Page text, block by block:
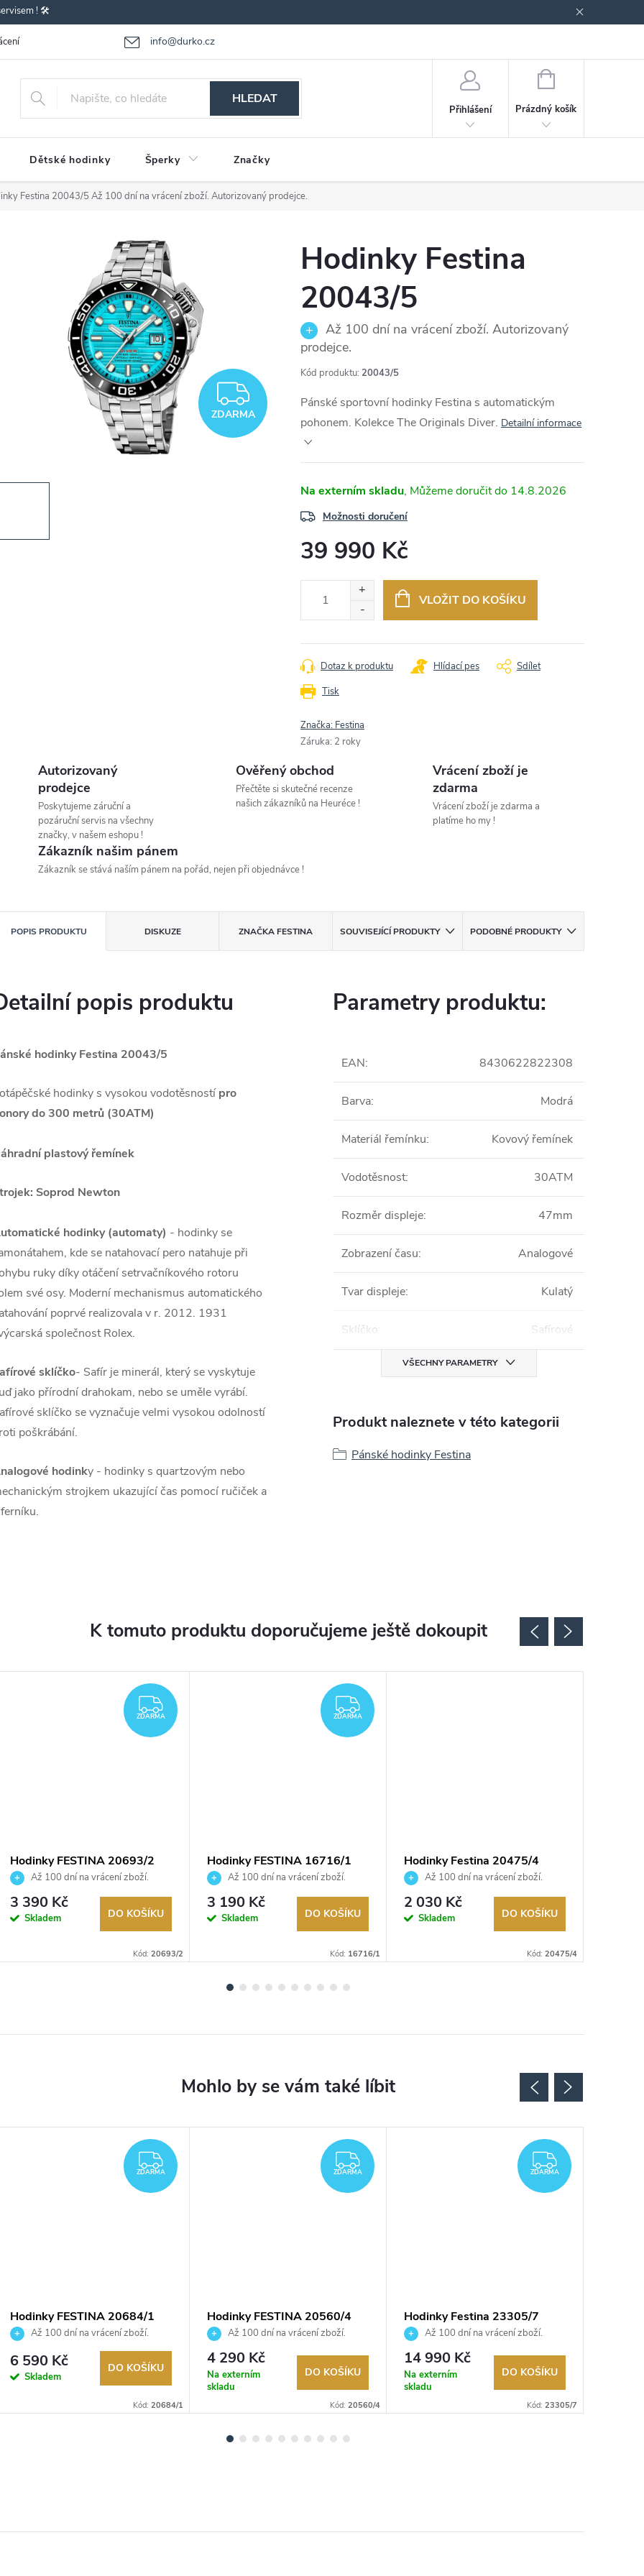
! 🛠️
info@durko.cz
- výměna zboží Reklamace zboží Obchodní podmínky
HLEDAT
Přihlášení
NÁKUPNÍ
Prázdný košík
Dětské hodinky Šperky Značky
Festina 20043/5 Až 100 dní na vrácení zboží. Autorizovaný prodejce.
ZDARMA
ZDARMA
Hodinky Festina
20043/5
Až 100 dní na vrácení zboží. Autorizovaný
prodejce.
Kód produktu: 20043/5
Pánské sportovní hodinky Festina s automatickým
pohonem. Kolekce The Originals Diver. Detailní informace
Na externím skladu 14.8.2026
Možnosti doručení
39 990 Kč
VLOŽIT DO KOŠÍKU
Tisk
Dotaz k produktu Hlídací pes Sdílet
Značka: Festina
Záruka: 2 roky
Autorizovaný
prodejce
Poskytujeme záruční a
pozáruční servis na všechny
značky, v našem eshopu !
Ověřený obchod
Přečtěte si skutečné recenze
našich zákazníků na Heuréce !
Vrácení zboží je
zdarma
Vrácení zboží je zdarma a
platíme ho my !
Zákazník našim pánem
Zákazník se stává naším pánem na pořád, nejen při objednávce !
POPIS PRODUKTU DISKUZE ZNAČKA FESTINA SOUVISEJÍCÍ PRODUKTY PODOBNÉ PRODUKTY
popis produktu
hodinky Festina 20043/5
hodinky s vysokou vodotěsností pro
do 300 metrů (30ATM)
plastový řemínek
Soprod Newton
hodinky (automaty) - hodinky se
kde se natahovací pero natahuje při
ruky díky otáčení setrvačníkového rotoru
své osy. Moderní mechanismus automatického
poprvé realizovala v r. 2012. 1931
společnost Rolex.
sklíčko- Safír je minerál, který se vyskytuje
jako přírodní drahokam, nebo se uměle vyrábí.
sklíčko se vyznačuje velmi vysokou odolností
poškrábání.
hodinky - hodinky s quartzovým nebo
strojkem ukazující čas pomocí ručiček a
Parametry produktu:
EAN: 8430622822308
Barva: Modrá
Materiál řemínku: Kovový řemínek
Vodotěsnost: 30ATM
Rozměr displeje: 47mm
Zobrazení času: Analogové
Tvar displeje: Kulatý
Sklíčko: Safírové
VŠECHNY PARAMETRY
Produkt naleznete v této kategorii
Pánské hodinky Festina
K tomuto produktu doporučujeme ještě dokoupit
ZDARMA
ZDARMA
Hodinky FESTINA 20693/2
Až 100 dní na vrácení zboží.
Autorizovaný prodejce.
3 390 Kč
Skladem DO KOŠÍKU
Kód: 20693/2
ZDARMA
ZDARMA
Hodinky FESTINA 16716/1
Až 100 dní na vrácení zboží.
Autorizovaný prodejce.
3 190 Kč
Skladem DO KOŠÍKU
Kód: 16716/1
Hodinky Festina 20475/4
Až 100 dní na vrácení zboží.
Autorizovaný prodejce.
2 030 Kč
Skladem DO KOŠÍKU
Kód: 20475/4
ZDARMA
ZDARMA
Hodinky FESTINA 20684/1
Až 100 dní na vrácení zboží.
Autorizovaný prodejce.
6 590 Kč
Skladem
DO KOŠÍKU
Kód: 20684/1
ZDARMA
ZDARMA
Hodinky FESTINA 20560/4
Až 100 dní na vrácení zboží.
Autorizovaný prodejce.
4 290 Kč
Na externím
skladu
DO KOŠÍKU
Kód: 20560/4
ZDARMA
ZDARMA
Hodinky Festina 23305/7
Až 100 dní na vrácení zboží.
Autorizovaný prodejce.
14 990 Kč
Na externím
skladu
DO KOŠÍKU
Kód: 23305/7